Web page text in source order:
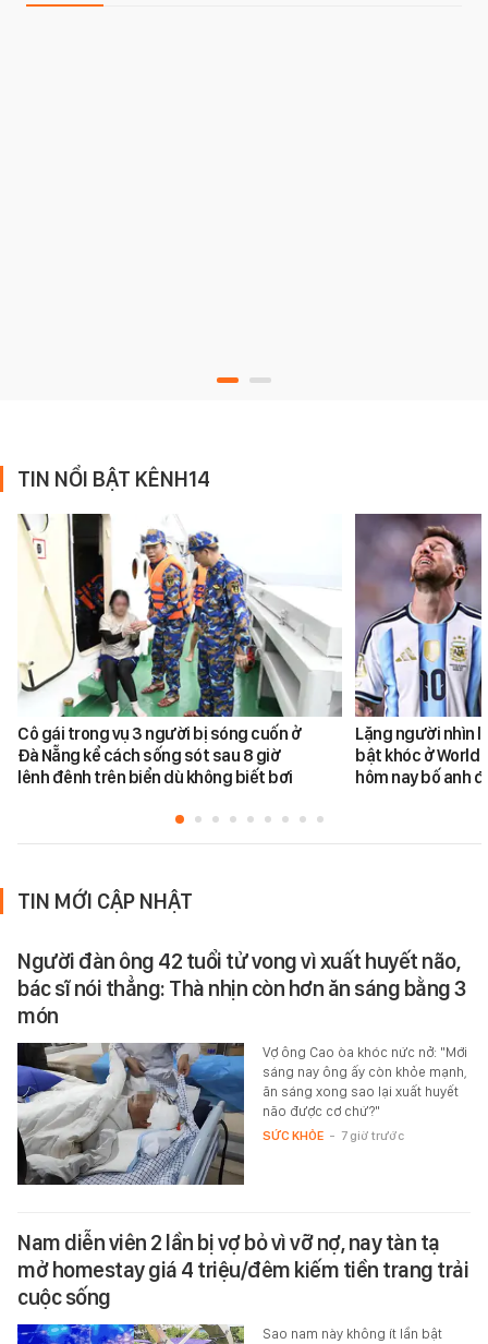
TIN NỔI BẬT KÊNH14
Cô gái trong vụ 3 người bị sóng cuốn ở
Đà Nẵng kể cách sống sót sau 8 giờ
lênh đênh trên biển dù không biết bơi
Lặng người nhìn
bật khóc ở World
hôm nay bố anh
TIN MỚI CẬP NHẬT
Người đàn ông 42 tuổi tử vong vì xuất huyết não,
bác sĩ nói thẳng: Thà nhịn còn hơn ăn sáng bằng 3
món
Vợ ông Cao òa khóc nức nở: "Mới
sáng nay ông ấy còn khỏe mạnh,
ăn sáng xong sao lại xuất huyết
não được cơ chứ?"
SỨC KHỎE - 7 giờ trước
Nam diễn viên 2 lần bị vợ bỏ vì vỡ nợ, nay tàn tạ
mở homestay giá 4 triệu/đêm kiếm tiền trang trải
cuộc sống
Sao nam này không ít lần bật